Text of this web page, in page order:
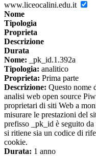
www.liceocalini.edu.it
Nome
Tipologia
Proprieta
Descrizione
Durata
Nome: _pk_id.1.392a
Tipologia: analitico
Proprieta: Prima parte
Descrizione: Questo nome
analisi web open source
proprietari di siti Web a
misurare le prestazioni del
prefisso _pk_id è seguito
si ritiene sia un codice di
cookie.
Durata: 1 anno